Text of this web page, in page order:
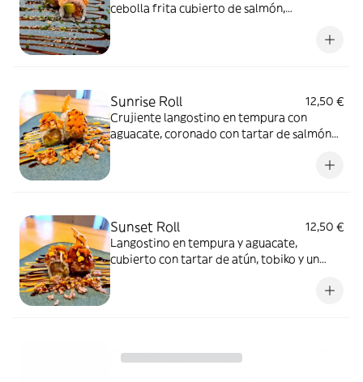
cebolla frita cubierto de salmón,
Sunrise Roll
12,50 €
Crujiente langostino en tempura con
aguacate, coronado con tartar de salmón
Sunset Roll
12,50 €
Langostino en tempura y aguacate,
cubierto con tartar de atún, tobiko y un
Miss Roll